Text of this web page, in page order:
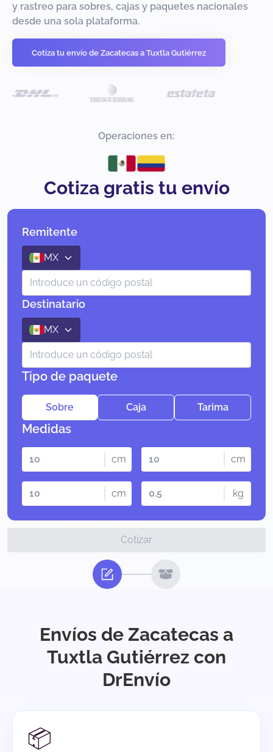
y rastreo para sobres, cajas y paquetes nacionales
desde una sola plataforma.
Cotiza tu envío de Zacatecas a Tuxtla Gutiérrez
Operaciones en:
Cotiza gratis tu envío
Remitente
MX
Destinatario
MX
Tipo de paquete
Sobre Caja Tarima
Medidas
cm cm
cm kg
Cotizar
Envíos de Zacatecas a
Tuxtla Gutiérrez con
DrEnvío
📦